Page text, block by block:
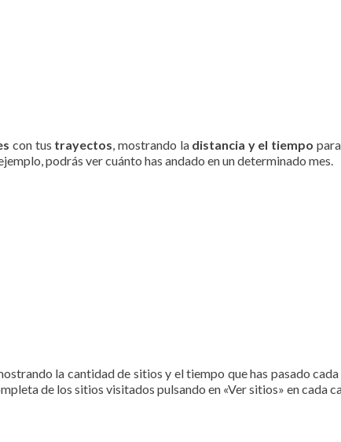
con tus trayectos, mostrando la distancia y el tiempo
podrás ver cuánto has andado en un determinado mes.
la cantidad de sitios y el tiempo que has pasado
de los sitios visitados pulsando en «Ver sitios» en cada